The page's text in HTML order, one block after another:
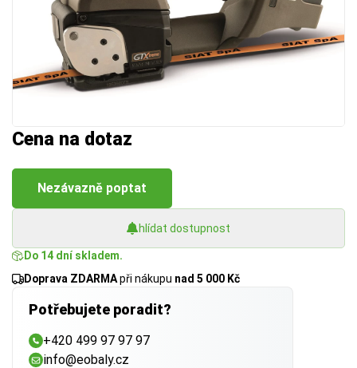
Cena na dotaz
Nezávazně poptat
hlídat dostupnost
Do 14 dní skladem.
Doprava ZDARMApři nákupu nad 5 000 Kč
Potřebujete poradit?
+420 499 97 97 97
info@eobaly.cz